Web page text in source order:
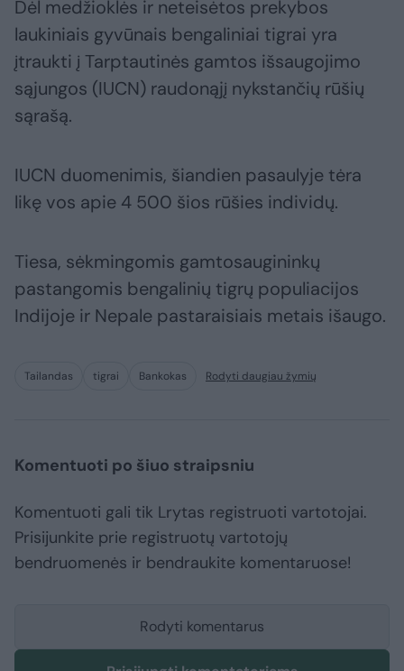
Dėl medžioklės ir neteisėtos prekybos
laukiniais gyvūnais bengaliniai tigrai yra
įtraukti į Tarptautinės gamtos išsaugojimo
sąjungos (IUCN) raudonąjį nykstančių rūšių
sąrašą.
IUCN duomenimis, šiandien pasaulyje tėra
likę vos apie 4 500 šios rūšies individų.
Tiesa, sėkmingomis gamtosaugininkų
pastangomis bengalinių tigrų populiacijos
Indijoje ir Nepale pastaraisiais metais išaugo.
Tailandas tigrai Bankokas Rodyti daugiau žymių
Komentuoti po šiuo straipsniu
Komentuoti gali tik Lrytas registruoti vartotojai.
Prisijunkite prie registruotų vartotojų
bendruomenės ir bendraukite komentaruose!
Rodyti komentarus